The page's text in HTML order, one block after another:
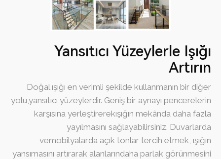
Yansıtıcı Yüzeylerle Işığı
Artırın
Doğal ışığı en verimli şekilde kullanmanın bir diğer
yolu,yansıtıcı yüzeylerdir. Geniş bir aynayı pencerelerin
karşısına yerleştirerekışığın mekânda daha fazla
yayılmasını sağlayabilirsiniz. Duvarlarda
vemobilyalarda açık tonlar tercih etmek, ışığın
yansımasını artırarak alanlarındaha parlak görünmesini